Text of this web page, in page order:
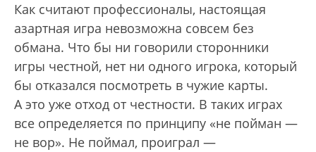
Как считают профессионалы, настоящая
азартная игра невозможна совсем без
обмана. Что бы ни говорили сторонники
игры честной, нет ни одного игрока, который
бы отказался посмотреть в чужие карты.
А это уже отход от честности. В таких играх
все определяется по принципу «не пойман —
не вор». Не поймал, проиграл —